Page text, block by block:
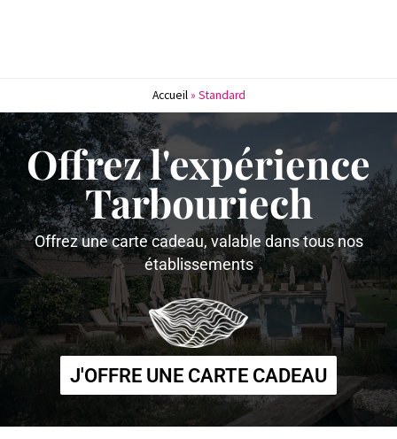
Accueil» Standard
Offrez l'expérience
Tarbouriech
Offrez une carte cadeau, valable dans tous nos
établissements
J'OFFRE UNE CARTE CADEAU